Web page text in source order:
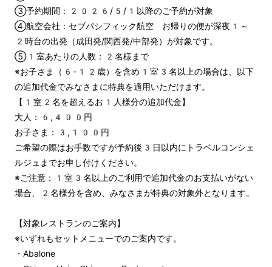
③予約期間：2026/5/1以降のご予約が対象
④航空会社：セブパシフィック航空　お帰りの便が深夜1～
2時台の出発（成田発/関西発/中部発）が対象です。
⑤1室あたりの人数：2名様まで
※お子さま（6-12歳）を含め1室3名以上の場合は、以下
の追加代金でみなさまに特典を適用いただけます。
【1室2名を超えるお1人様分の追加代金】
大人：6,400円
お子さま：3,100円
ご希望の際はお手数ですが予約後3日以内にトラベルコンシェ
ルジュまでお申し付けください。
※ご注意：1室3名以上のご利用で追加代金のお支払いがない
場合、2名様分を含め、みなさまが特典の対象外となります。
【対象レストランのご案内】
※いずれもセットメニューでのご案内です。
・Abalone